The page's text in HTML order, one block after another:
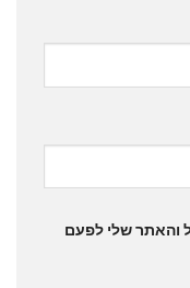
והאתר שלי לפעם